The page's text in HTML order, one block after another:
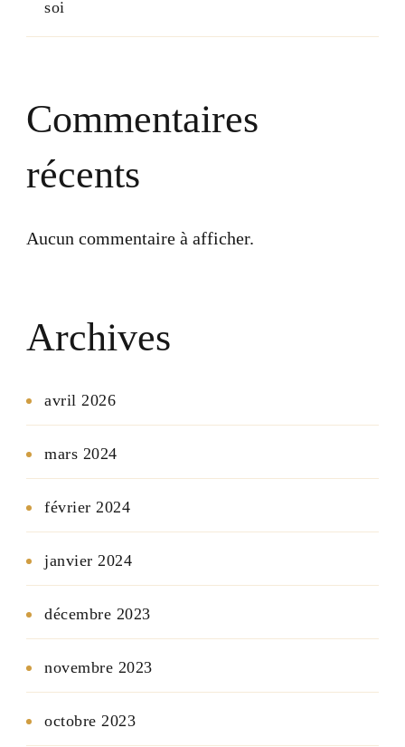
soi
Commentaires
récents
Aucun commentaire à afficher.
Archives
avril 2026
mars 2024
février 2024
janvier 2024
décembre 2023
novembre 2023
octobre 2023